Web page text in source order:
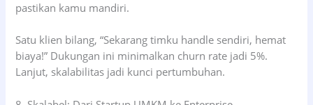
pastikan kamu mandiri.
Satu klien bilang, “Sekarang timku handle sendiri, hemat
biaya!” Dukungan ini minimalkan churn rate jadi 5%.
Lanjut, skalabilitas jadi kunci pertumbuhan.